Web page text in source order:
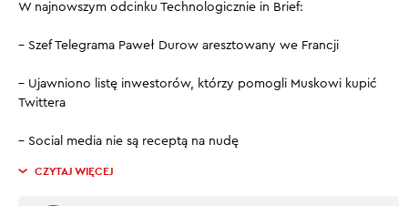
W najnowszym odcinku Technologicznie in Brief:
– Szef Telegrama Paweł Durow aresztowany we Francji
– Ujawniono listę inwestorów, którzy pomogli Muskowi kupić
Twittera
– Social media nie są receptą na nudę
CZYTAJ WIĘCEJ